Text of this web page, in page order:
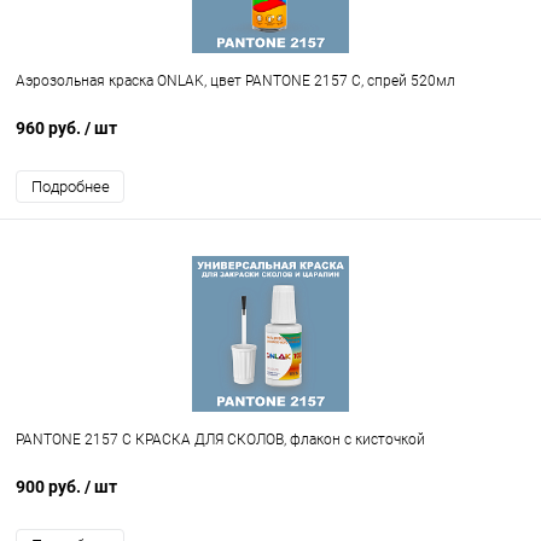
Аэрозольная краска ONLAK, цвет PANTONE 2157 C, спрей 520мл
960 руб. / шт
Подробнее
PANTONE 2157 C КРАСКА ДЛЯ СКОЛОВ, флакон с кисточкой
900 руб. / шт